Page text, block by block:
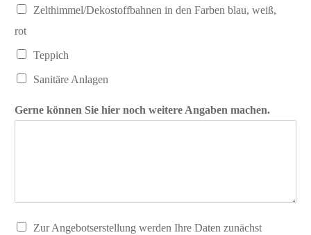
Zelthimmel/Dekostoffbahnen in den Farben blau, weiß,
rot
Teppich
Sanitäre Anlagen
Gerne können Sie hier noch weitere Angaben machen.
D
Zur Angebotserstellung werden Ihre Daten zunächst